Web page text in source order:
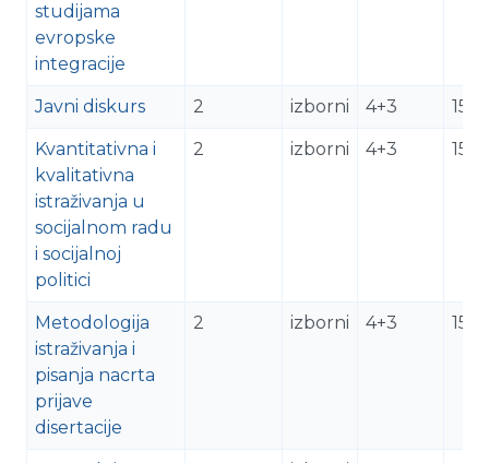
studijama
evropske
integracije
Javni diskurs 2 izborni 4+3 15
Kvantitativna i
kvalitativna
istraživanja u
socijalnom radu
i socijalnoj
politici
2 izborni 4+3 15
Metodologija
istraživanja i
pisanja nacrta
prijave
disertacije
2 izborni 4+3 15